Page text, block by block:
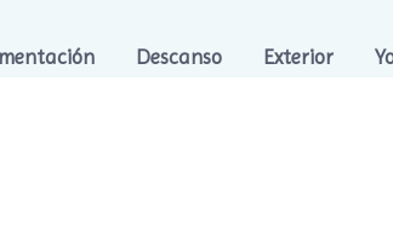
Descanso Exterior